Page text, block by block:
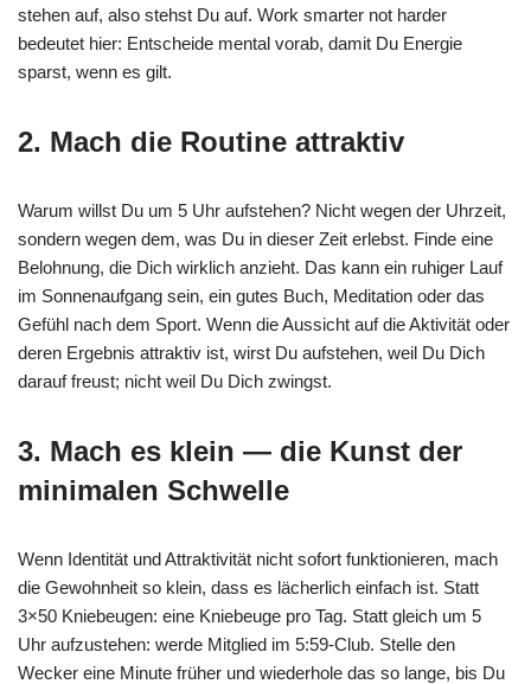
stehen auf, also stehst Du auf. Work smarter not harder
bedeutet hier: Entscheide mental vorab, damit Du Energie
sparst, wenn es gilt.
2. Mach die Routine attraktiv
Warum willst Du um 5 Uhr aufstehen? Nicht wegen der Uhrzeit,
sondern wegen dem, was Du in dieser Zeit erlebst. Finde eine
Belohnung, die Dich wirklich anzieht. Das kann ein ruhiger Lauf
im Sonnenaufgang sein, ein gutes Buch, Meditation oder das
Gefühl nach dem Sport. Wenn die Aussicht auf die Aktivität oder
deren Ergebnis attraktiv ist, wirst Du aufstehen, weil Du Dich
darauf freust; nicht weil Du Dich zwingst.
3. Mach es klein — die Kunst der
minimalen Schwelle
Wenn Identität und Attraktivität nicht sofort funktionieren, mach
die Gewohnheit so klein, dass es lächerlich einfach ist. Statt
3×50 Kniebeugen: eine Kniebeuge pro Tag. Statt gleich um 5
Uhr aufzustehen: werde Mitglied im 5:59-Club. Stelle den
Wecker eine Minute früher und wiederhole das so lange, bis Du